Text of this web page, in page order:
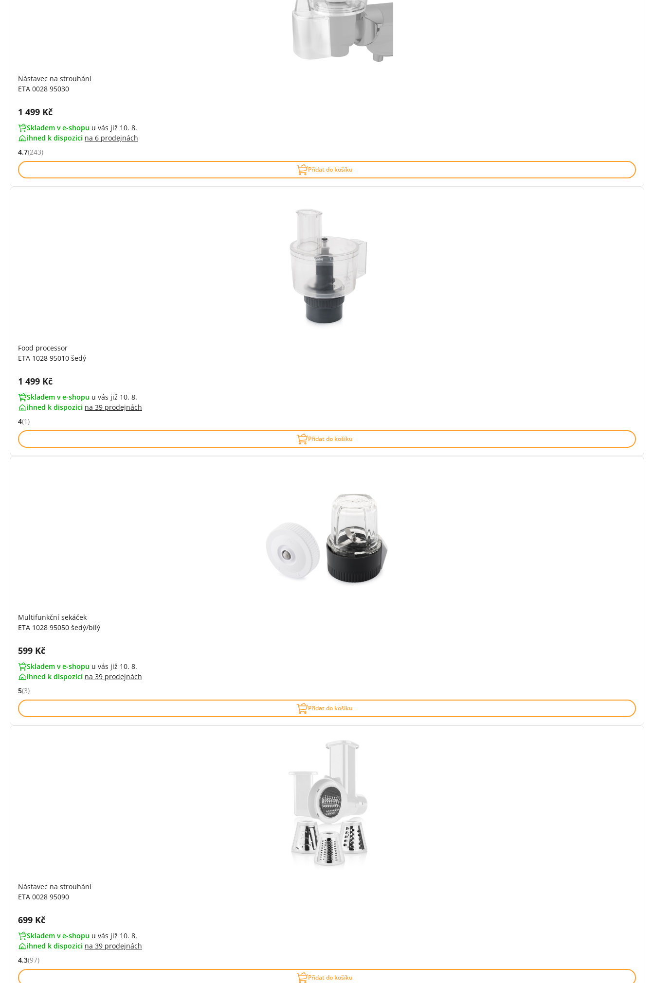
Nástavec na strouhání
ETA 0028 95030
Cena s DPH:
1 499 Kč
Skladem v e-shopu u vás již 10. 8.
ihned k dispozici na 6 prodejnách
Hodnocení: 4.7 z 5 (243 recenzí)
4.7(243)
Přidat do košíku
Food processor
ETA 1028 95010 šedý
Cena s DPH:
1 499 Kč
Skladem v e-shopu u vás již 10. 8.
ihned k dispozici na 39 prodejnách
Hodnocení: 4 z 5 (1 recenzí)
4(1)
Přidat do košíku
Multifunkční sekáček
ETA 1028 95050 šedý/bílý
Cena s DPH:
599 Kč
Skladem v e-shopu u vás již 10. 8.
ihned k dispozici na 39 prodejnách
Hodnocení: 5 z 5 (3 recenzí)
5(3)
Přidat do košíku
Nástavec na strouhání
ETA 0028 95090
Cena s DPH:
699 Kč
Skladem v e-shopu u vás již 10. 8.
ihned k dispozici na 39 prodejnách
Hodnocení: 4.3 z 5 (97 recenzí)
4.3(97)
Přidat do košíku